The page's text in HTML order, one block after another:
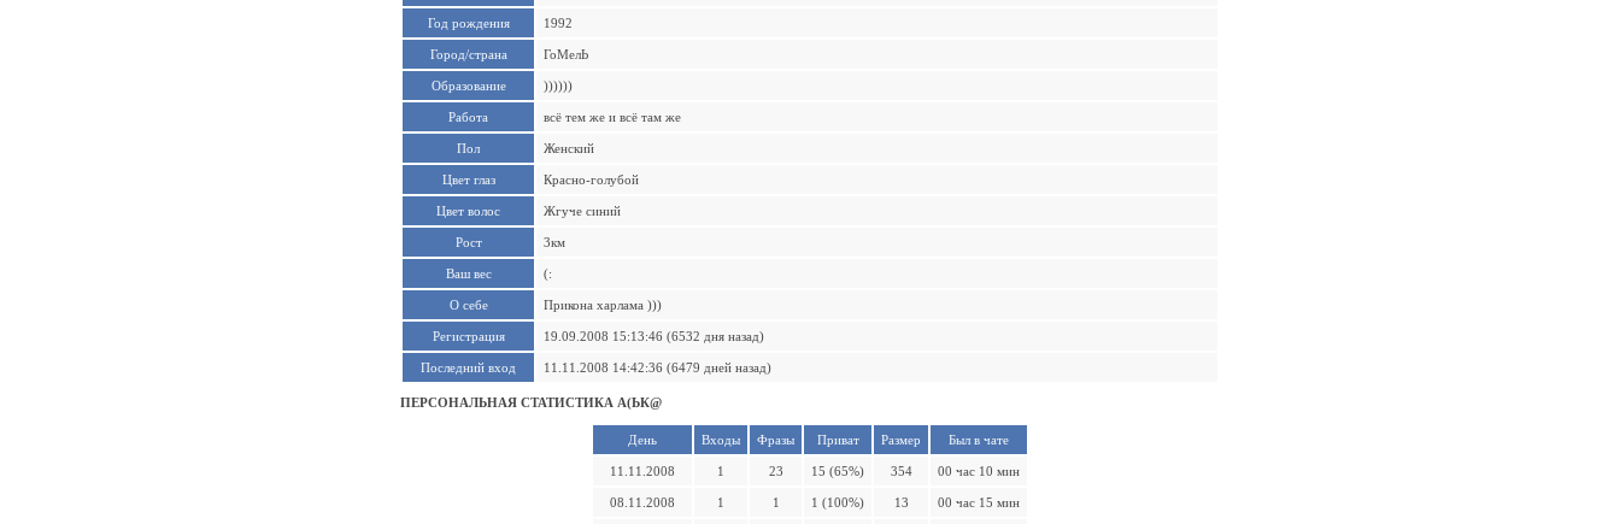
Год рождения 1992
Город/страна ГоМелЬ
Образование ))))))
Работа всё тем же и всё там же
Пол Женский
Цвет глаз Красно-голубой
Цвет волос Жгуче синий
Рост 3км
Ваш вес (:
О себе Прикона харлама )))
Регистрация 19.09.2008 15:13:46 (6532 дня назад)
Последний вход 11.11.2008 14:42:36 (6479 дней назад)
ПЕРСОНАЛЬНАЯ СТАТИСТИКА А(ЬК@
День Входы Фразы Приват Размер Был в чате
11.11.2008 1 23 15 (65%) 354 00 час 10 мин
08.11.2008 1 1 1 (100%) 13 00 час 15 мин